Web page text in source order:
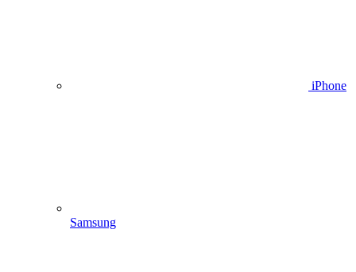
iPhone
Samsung